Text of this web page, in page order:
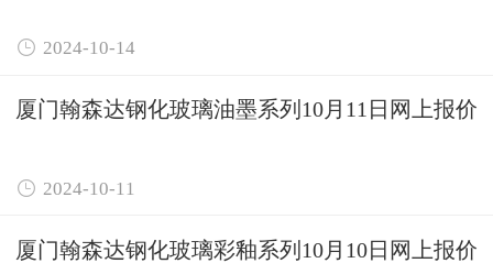
 2024-10-14
厦门翰森达钢化玻璃油墨系列10月11日网上报价
 2024-10-11
厦门翰森达钢化玻璃彩釉系列10月10日网上报价